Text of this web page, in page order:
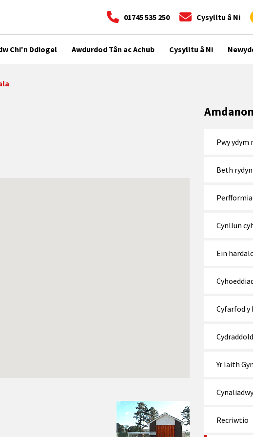
01745 535 250 Cysylltu â Ni
Chi'n Ddiogel Awdurdod Tân ac Achub Cysylltu â Ni
Pwy ydym
Beth
Cynllun
Ein
Cyfarfod y
Yr Iaith
Recriwtio